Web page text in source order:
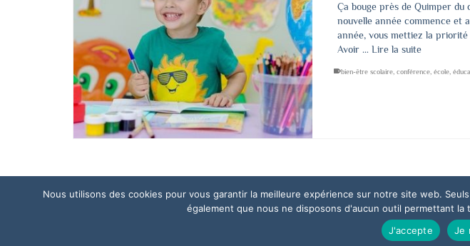
Ça bouge près de Quimper
nouvelle année commence et
année, vous mettiez la
Avoir … Lire la suite
bien-être scolaire, conférence, école,
Nous utilisons des cookies pour vous garantir la meilleure expérience sur notre site web.
également que nous ne disposons d'aucun outil permettant
J'accepte
Je